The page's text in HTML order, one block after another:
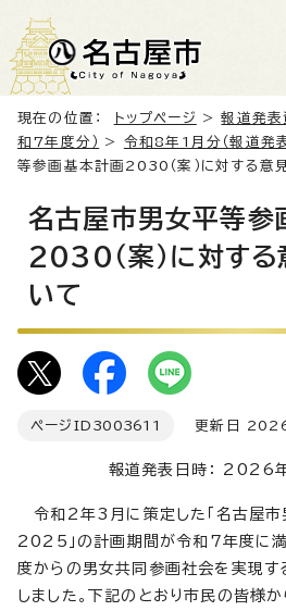
現在の位置： トップページ >報道発表
和7年度分）
> 令和8年1月分（報道発
等参画基本計画2030（案）に対する意
名古屋市男女平等参
2030（案）に対する
いて
ページID 3003611 更新日 2026
報道発表日時： 2026
令和2年3月に策定した「名古屋市
2025」の計画期間が令和7年度に満
度からの男女共同参画社会を実現す
しました。下記のとおり市民の皆様